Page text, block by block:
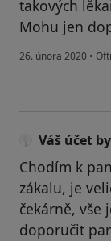
takových
Mohu jen
26. února 2020 •
Váš účet
Chodím k
zákalu, je
čekárně, vše
doporučit